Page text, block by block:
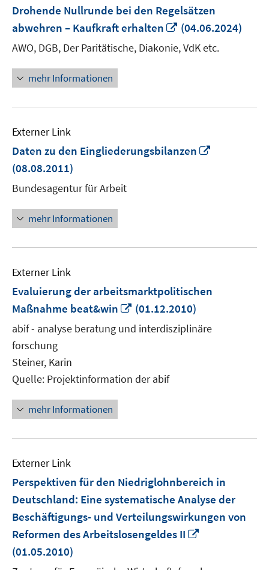
Drohende Nullrunde bei den Regelsätzen
abwehren – Kaufkraft erhalten
In
neuem
Fenster
(04.06.2024)
AWO, DGB, Der Paritätische, Diakonie, VdK etc.
mehr Informationen
Externer Link
Daten zu den Eingliederungsbilanzen
(08.08.2011)
Bundesagentur für Arbeit
mehr Informationen
Externer Link
Evaluierung der arbeitsmarktpolitischen
Maßnahme beat&win
In
neuem
Fenster
(01.12.2010)
abif - analyse beratung und interdisziplinäre
forschung
Steiner, Karin
Quelle: Projektinformation der abif
mehr Informationen
Externer Link
Perspektiven für den Niedriglohnbereich in
Deutschland: Eine systematische Analyse der
Beschäftigungs- und Verteilungswirkungen von
Reformen des Arbeitslosengeldes II
(01.05.2010)